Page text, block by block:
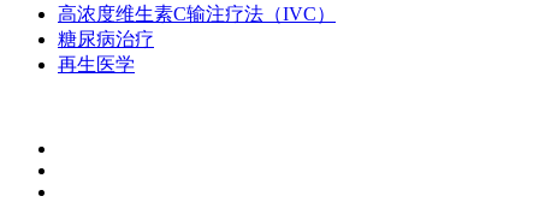
高浓度维生素C输注疗法（IVC）
糖尿病治疗
再生医学